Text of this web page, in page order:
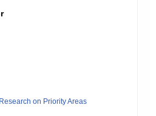
on Priority Areas